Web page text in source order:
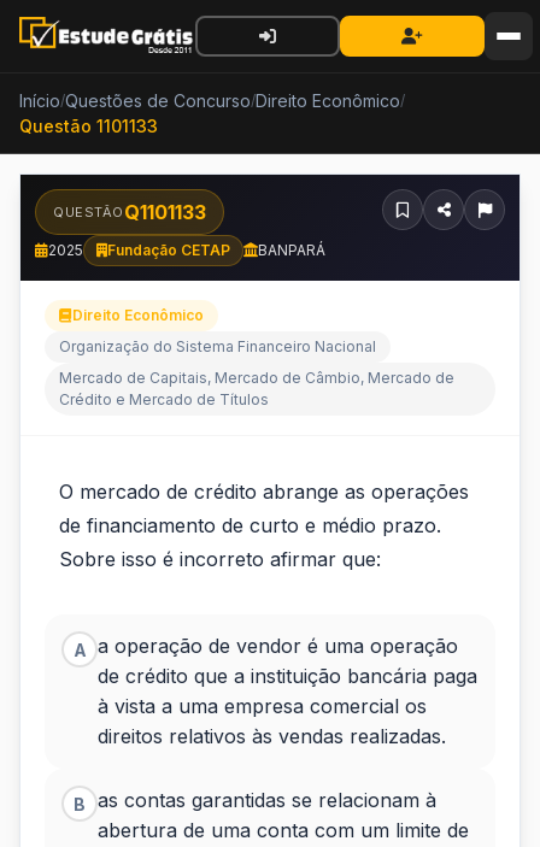
Início/Questões de Concurso/Direito Econômico/
Questão 1101133
QUESTÃO Q1101133
2025 Fundação CETAP BANPARÁ
Direito Econômico
Organização do Sistema Financeiro Nacional
Mercado de Capitais, Mercado de Câmbio, Mercado de
Crédito e Mercado de Títulos
O
mercado
de
abrange
operações
de...
O mercado de crédito abrange as operações
de financiamento de curto e médio prazo.
Sobre isso é incorreto afirmar que:
A a operação de vendor é uma operação
de crédito que a instituição bancária paga
à vista a uma empresa comercial os
direitos relativos às vendas realizadas.
B
as contas garantidas se relacionam à
abertura de uma conta com um limite de